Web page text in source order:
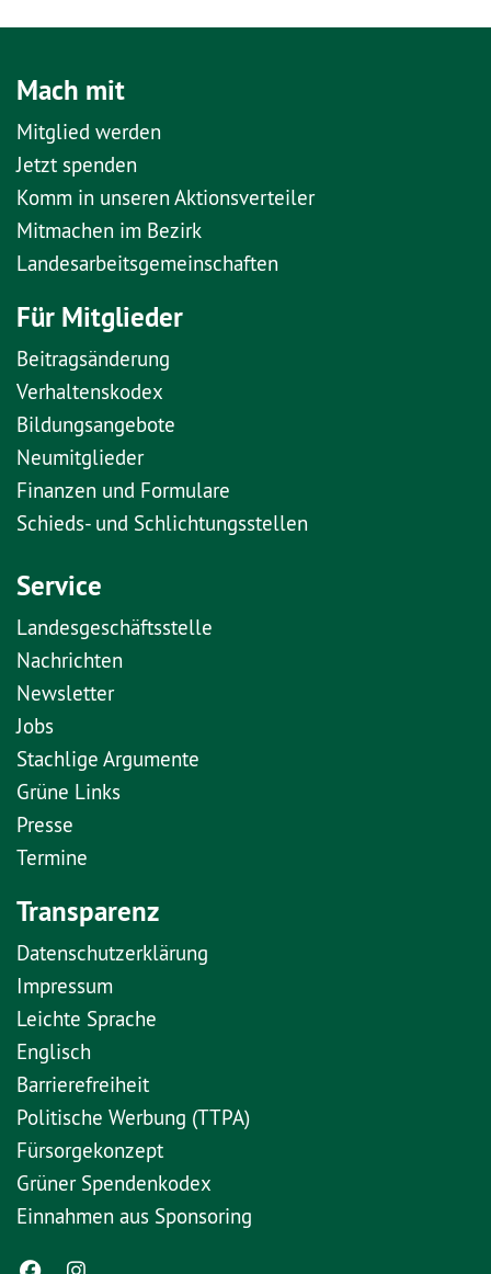
Mach mit
Mitglied werden
Jetzt spenden
Komm in unseren Aktionsverteiler
Mitmachen im Bezirk
Landesarbeitsgemeinschaften
Für Mitglieder
Beitragsänderung
Verhaltenskodex
Bildungsangebote
Neumitglieder
Finanzen und Formulare
Schieds- und Schlichtungsstellen
Service
Landesgeschäftsstelle
Nachrichten
Newsletter
Jobs
Stachlige Argumente
Grüne Links
Presse
Termine
Transparenz
Datenschutzerklärung
Impressum
Leichte Sprache
Englisch
Barrierefreiheit
Politische Werbung (TTPA)
Fürsorgekonzept
Grüner Spendenkodex
Einnahmen aus Sponsoring